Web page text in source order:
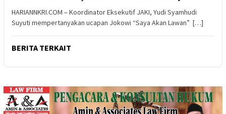
HARIANNKRI.COM – Koordinator Eksekutif JAKI, Yudi Syamhudi
Suyuti mempertanyakan ucapan Jokowi “Saya Akan Lawan” […]
BERITA TERKAIT